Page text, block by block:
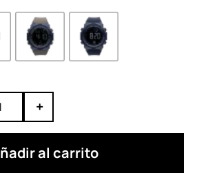
+
al carrito